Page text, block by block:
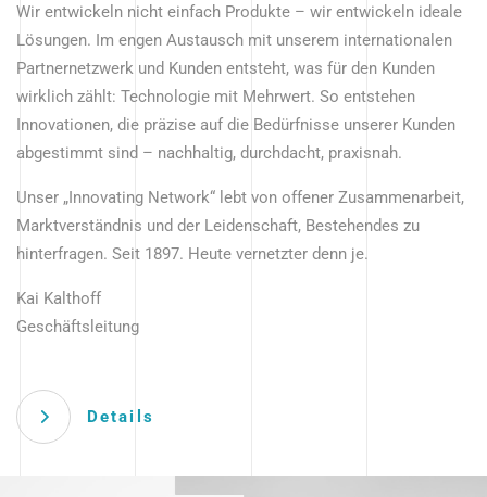
Wir entwickeln nicht einfach Produkte – wir entwickeln ideale
Lösungen. Im engen Austausch mit unserem internationalen
Partnernetzwerk und Kunden entsteht, was für den Kunden
wirklich zählt: Technologie mit Mehrwert. So entstehen
Innovationen, die präzise auf die Bedürfnisse unserer Kunden
abgestimmt sind – nachhaltig, durchdacht, praxisnah.
Unser „Innovating Network“ lebt von offener Zusammenarbeit,
Marktverständnis und der Leidenschaft, Bestehendes zu
hinterfragen. Seit 1897. Heute vernetzter denn je.
Kai Kalthoff
Geschäftsleitung
Details